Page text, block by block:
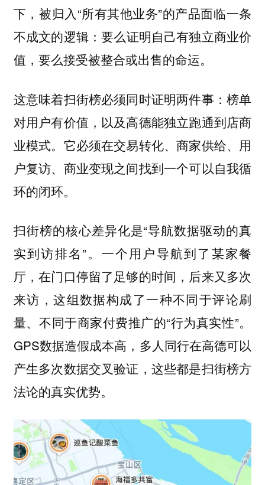
下，被归入“所有其他业务”的产品面临一条
不成文的逻辑：要么证明自己有独立商业价
值，要么接受被整合或出售的命运。
这意味着扫街榜必须同时证明两件事：榜单
对用户有价值，以及高德能独立跑通到店商
业模式。它必须在交易转化、商家供给、用
户复访、商业变现之间找到一个可以自我循
环的闭环。
扫街榜的核心差异化是“导航数据驱动的真
实到访排名”。一个用户导航到了某家餐
厅，在门口停留了足够的时间，后来又多次
来访，这组数据构成了一种不同于评论刷
量、不同于商家付费推广的“行为真实性”。
GPS数据造假成本高，多人同行在高德可以
产生多次数据交叉验证，这些都是扫街榜方
法论的真实优势。